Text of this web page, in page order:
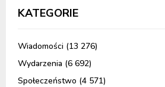
KATEGORIE
Wiadomości (13 276)
Wydarzenia (6 692)
Społeczeństwo (4 571)